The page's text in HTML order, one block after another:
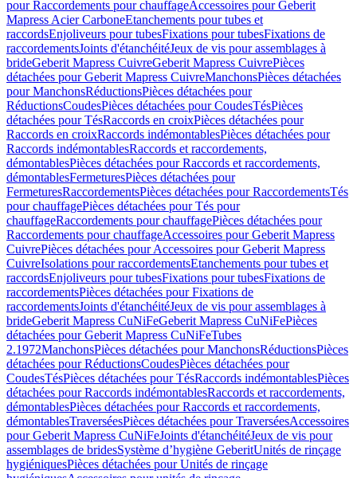
pour Raccordements pour chauffageAccessoires pour Geberit
Mapress Acier CarboneEtanchements pour tubes et
raccordsEnjoliveurs pour tubesFixations pour tubesFixations de
raccordementsJoints d'étanchéitéJeux de vis pour assemblages à
brideGeberit Mapress CuivreGeberit Mapress CuivrePièces
détachées pour Geberit Mapress CuivreManchonsPièces détachées
pour ManchonsRéductionsPièces détachées pour
RéductionsCoudesPièces détachées pour CoudesTésPièces
détachées pour TésRaccords en croixPièces détachées pour
Raccords en croixRaccords indémontablesPièces détachées pour
Raccords indémontablesRaccords et raccordements,
démontablesPièces détachées pour Raccords et raccordements,
démontablesFermeturesPièces détachées pour
FermeturesRaccordementsPièces détachées pour RaccordementsTés
pour chauffagePièces détachées pour Tés pour
chauffageRaccordements pour chauffagePièces détachées pour
Raccordements pour chauffageAccessoires pour Geberit Mapress
CuivrePièces détachées pour Accessoires pour Geberit Mapress
CuivreIsolations pour raccordementsEtanchements pour tubes et
raccordsEnjoliveurs pour tubesFixations pour tubesFixations de
raccordementsPièces détachées pour Fixations de
raccordementsJoints d'étanchéitéJeux de vis pour assemblages à
brideGeberit Mapress CuNiFeGeberit Mapress CuNiFePièces
détachées pour Geberit Mapress CuNiFeTubes
2.1972ManchonsPièces détachées pour ManchonsRéductionsPièces
détachées pour RéductionsCoudesPièces détachées pour
CoudesTésPièces détachées pour TésRaccords indémontablesPièces
détachées pour Raccords indémontablesRaccords et raccordements,
démontablesPièces détachées pour Raccords et raccordements,
démontablesTraverséesPièces détachées pour TraverséesAccessoires
pour Geberit Mapress CuNiFeJoints d'étanchéitéJeux de vis pour
assemblages de bridesSystème d’hygiène GeberitUnités de rinçage
hygiéniquesPièces détachées pour Unités de rinçage